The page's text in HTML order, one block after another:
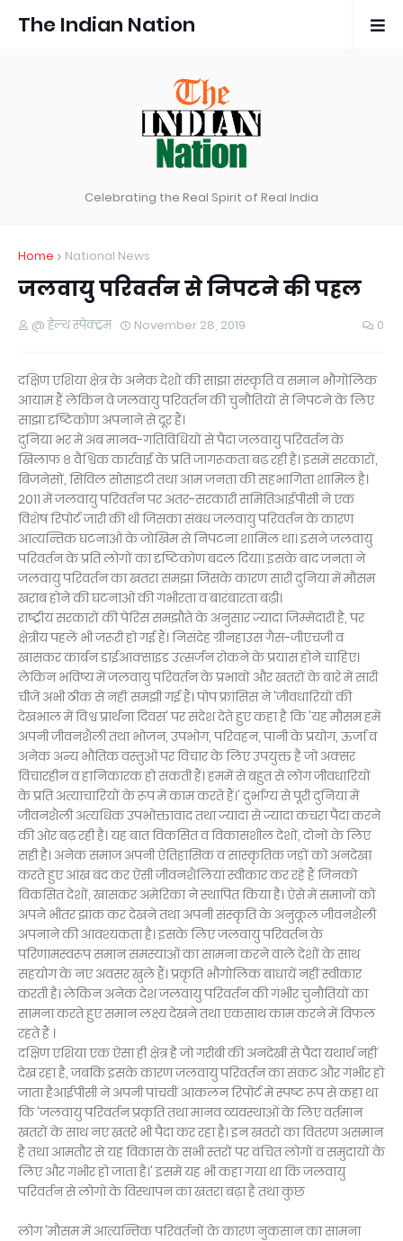
The Indian Nation
Celebrating the Real Spirit of Real India
Home National News
जलवायु परिवर्तन से निपटने की पहल
@ हेल्थ स्पेक्ट्रम November 28, 2019 0
दक्षिण एशिया क्षेत्र के अनेक देशों की साझा संस्कृति व समान भौगोलिक
आयाम हैं लेकिन वे जलवायु परिवर्तन की चुनौतियों से निपटने के लिए
साझा दृष्टिकोण अपनाने से दूर हैं।
दुनिया भर में अब मानव-गतिविधियों से पैदा जलवायु परिवर्तन के
खिलाफ ८ वैश्विक कार्रवाई के प्रति जागरूकता बढ़ रही है। इसमें सरकारों,
बिजनेसों, सिविल सोसाइटी तथा आम जनता की सहभागिता शामिल है।
2011 में जलवायु परिवर्तन पर अंतर-सरकारी समितिआईपीसी ने एक
विशेष रिपोर्ट जारी की थी जिसका संबंध जलवायु परिवर्तन के कारण
आत्यन्तिक घटनाओं के जोखिम से निपटना शामिल था। इसने जलवायु
परिवर्तन के प्रति लोगों का दृष्टिकोण बदल दिया। इसके बाद जनता ने
जलवायु परिवर्तन का खतरा समझा जिसके कारण सारी दुनिया में मौसम
खराब होने की घटनाओं की गंभीरता व बारंबारता बढ़ी।
राष्ट्रीय सरकारों की पेरिस समझौते के अनुसार ज्यादा जिम्मेदारी है, पर
क्षेत्रीय पहलें भी जरूरी हो गई हैं। निसंदेह ग्रीनहाउस गैस-जीएचजी व
खासकर कार्बन डाईआक्साइड उत्सर्जन रोकने के प्रयास होने चाहिए।
लेकिन भविष्य में जलवायु परिवर्तन के प्रभावों और खतरों के बारे में सारी
चीजें अभी ठीक से नहीं समझी गई हैं। पोप फ्रांसिस ने 'जीवधारियों की
देखभाल में विश्व प्रार्थना दिवस' पर संदेश देते हुए कहा है कि 'यह मौसम हमें
अपनी जीवनशैली तथा भोजन, उपभोग, परिवहन, पानी के प्रयोग, ऊर्जा व
अनेक अन्य भौतिक वस्तुओं पर विचार के लिए उपयुक्त है जो अक्सर
विचारहीन व हानिकारक हो सकती हैं। हममें से बहुत से लोग जीवधारियों
के प्रति अत्याचारियों के रूप में काम करते हैं।' दुर्भाग्य से पूरी दुनिया में
जीवनशैली अत्यधिक उपभोक्तावाद तथा ज्यादा से ज्यादा कचरा पैदा करने
की ओर बढ़ रही है। यह बात विकसित व विकासशील देशों, दोनों के लिए
सही है। अनेक समाज अपनी ऐतिहासिक व सांस्कृतिक जड़ों को अनदेखा
करते हुए आंख बंद कर ऐसी जीवनशैलियां स्वीकार कर रहे हैं जिनको
विकसित देशों, खासकर अमेरिका ने स्थापित किया है। ऐसे में समाजों को
अपने भीतर झांक कर देखने तथा अपनी संस्कृति के अनुकूल जीवनशैली
अपनाने की आवश्यकता है। इसके लिए जलवायु परिवर्तन के
परिणामस्वरूप समान समस्याओं का सामना करने वाले देशों के साथ
सहयोग के नए अवसर खुले हैं। प्रकृति भौगोलिक बाधायें नहीं स्वीकार
करती है। लेकिन अनेक देश जलवायु परिवर्तन की गंभीर चुनौतियों का
सामना करते हुए समान लक्ष्य देखने तथा एकसाथ काम करने में विफल
रहते हैं ।
दक्षिण एशिया एक ऐसा ही क्षेत्र है जो गरीबी की अनदेखी से पैदा यथार्थ नहीं
देख रहा है, जबकि इसके कारण जलवायु परिवर्तन का संकट और गंभीर हो
जाता हैआईपीसी ने अपनी पांचवीं आंकलन रिपोर्ट में स्पष्ट रूप से कहा था
कि 'जलवायु परिवर्तन प्रकृति तथा मानव व्यवस्थाओं के लिए वर्तमान
खतरों के साथ नए खतरे भी पैदा कर रहा है। इन खतरों का वितरण असमान
है तथा आमतौर से यह विकास के सभी स्तरों पर वंचित लोगों व समुदायों के
लिए और गंभीर हो जाता है।' इसमें यह भी कहा गया था कि जलवायु
परिवर्तन से लोगो के विस्थापन का खतरा बढ़ा है तथा कुछ
लोग 'मौसम में आत्यन्तिक परिवर्तनों के कारण नुकसान का सामना